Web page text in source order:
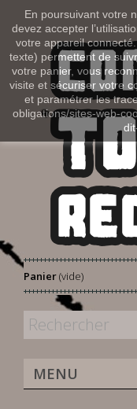
En poursuivant votre
devez accepter
votre appareil
texte) permettent de
votre panier, vous
visite et sécuriser votre
et paramétrer les
obligations/sites-web-
Panier(vide)
MENU